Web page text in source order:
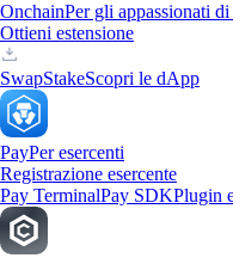
OnchainPer gli appassionati
Ottieni estensione
SwapStakeScopri le dApp
PayPer esercenti
Registrazione esercente
Pay TerminalPay SDKPlugin